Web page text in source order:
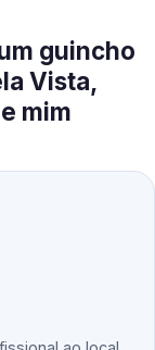
guincho
Vista,
mim